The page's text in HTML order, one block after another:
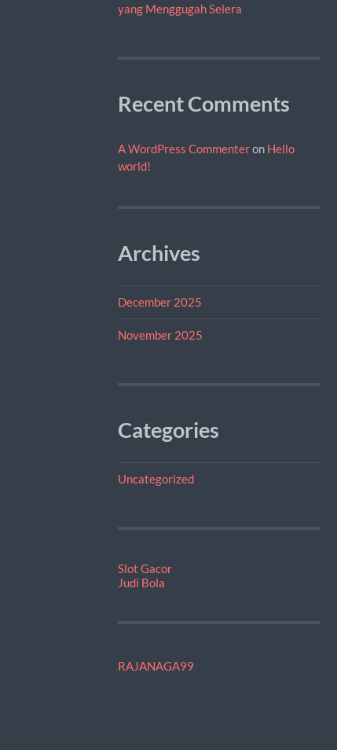
yang Menggugah Selera
Recent Comments
A WordPress Commenteron Hello
world!
Archives
December 2025
November 2025
Categories
Uncategorized
Slot Gacor
Judi Bola
RAJANAGA99